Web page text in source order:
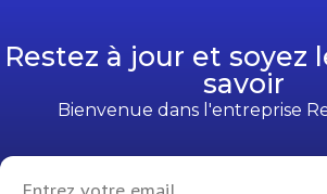
Restez à jour et soyez
savoir
Bienvenue dans l'entreprise